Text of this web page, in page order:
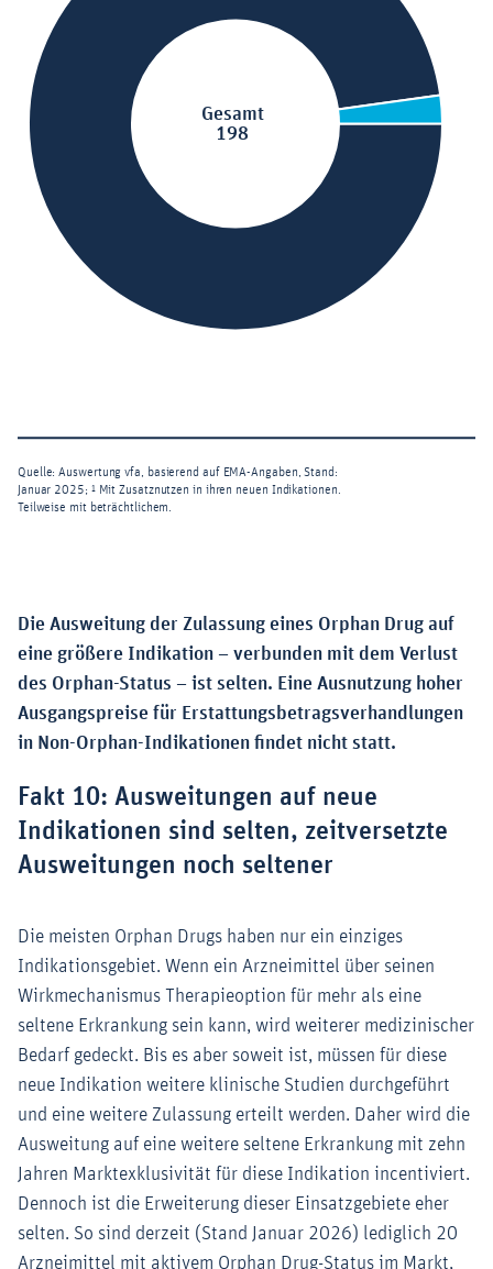
Die Ausweitung der Zulassung eines Orphan Drug auf
eine größere Indikation – verbunden mit dem Verlust
des Orphan-Status – ist selten. Eine Ausnutzung hoher
Ausgangspreise für Erstattungsbetragsverhandlungen
in Non-Orphan-Indikationen findet nicht statt.
Fakt 10: Ausweitungen auf neue
Indikationen sind selten, zeitversetzte
Ausweitungen noch seltener
Die meisten Orphan Drugs haben nur ein einziges
Indikationsgebiet. Wenn ein Arzneimittel über seinen
Wirkmechanismus Therapieoption für mehr als eine
seltene Erkrankung sein kann, wird weiterer medizinischer
Bedarf gedeckt. Bis es aber soweit ist, müssen für diese
neue Indikation weitere klinische Studien durchgeführt
und eine weitere Zulassung erteilt werden. Daher wird die
Ausweitung auf eine weitere seltene Erkrankung mit zehn
Jahren Marktexklusivität für diese Indikation incentiviert.
Dennoch ist die Erweiterung dieser Einsatzgebiete eher
selten. So sind derzeit (Stand Januar 2026) lediglich 20
Arzneimittel mit aktivem Orphan Drug-Status im Markt,